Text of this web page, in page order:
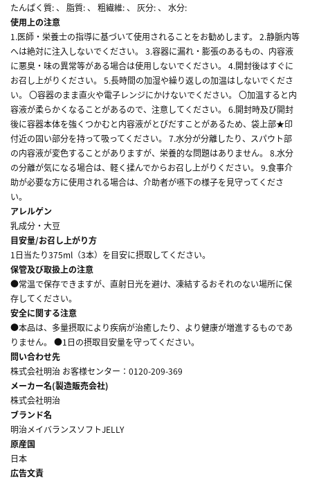
たんぱく質: 、 脂質: 、 粗繊維: 、 灰分: 、 水分:
使用上の注意
1.医師・栄養士の指導に基づいて使用されることをお勧めします。 2.静脈内等
へは絶対に注入しないでください。 3.容器に漏れ・膨張のあるもの、内容液
に悪臭・味の異常等がある場合は使用しないでください。 4.開封後はすぐに
お召し上がりください。 5.長時間の加湿や繰り返しの加温はしないでくださ
い。 〇容器のまま直火や電子レンジにかけないでください。 〇加温すると内
容液が柔らかくなることがあるので、注意してください。 6.開封時及び開封
後に容器本体を強くつかむと内容液がとびだすことがあるため、袋上部★印
付近の固い部分を持って吸ってください。 7.水分が分離したり、スパウト部
の内容液が変色することがありますが、栄養的な問題はありません。 8.水分
の分離が気になる場合は、軽く揉んでからお召し上がりください。 9.食事介
助が必要な方に使用される場合は、介助者が嚥下の様子を見守ってくださ
い。
アレルゲン
乳成分・大豆
目安量/お召し上がり方
1日当たり375ml（3本）を目安に摂取してください。
保管及び取扱上の注意
●常温で保存できますが、直射日光を避け、凍結するおそれのない場所に保
存してください。
安全に関する注意
●本品は、多量摂取により疾病が治癒したり、より健康が増進するものであ
りません。 ●1日の摂取目安量を守ってください。
問い合わせ先
株式会社明治 お客様センター：0120-209-369
メーカー名(製造販売会社)
株式会社明治
ブランド名
明治メイバランスソフトJELLY
原産国
日本
広告文責